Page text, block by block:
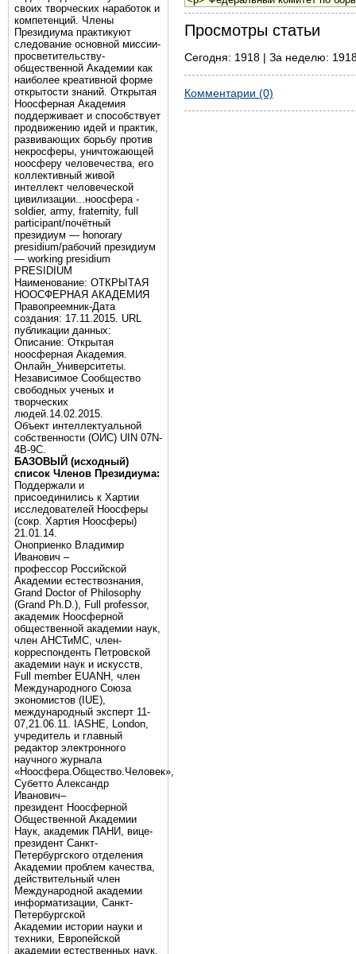
своих творческих наработок и
компетенций. Члены
Президиума практикуют
следование основной миссии-
просветительству-
общественной Академии как
наиболее креативной форме
открытости знаний. Открытая
Ноосферная Академия
поддерживает и способствует
продвижению идей и практик,
развивающих борьбу против
некросферы, уничтожающей
ноосферу человечества, его
коллективный живой
интеллект человеческой
цивилизации...ноосфера -
soldier, army, fraternity, full
participant/почётный
президиум — honorary
presidium/рабочий президиум
— working presidium
PRESIDIUM
Наименование: ОТКРЫТАЯ
НООСФЕРНАЯ АКАДЕМИЯ
Правопреемник-Дата
создания: 17.11.2015. URL
публикации данных:
Описание: Открытая
ноосферная Академия.
Онлайн_Университеты.
Независимое Сообщество
свободных ученых и
творческих
людей.14.02.2015.
Объект интеллектуальной
собственности (ОИС) UIN 07N-
4B-9C.
БАЗОВЫЙ (исходный)
список Членов Президиума:
Поддержали и
присоединились к Хартии
исследователей Ноосферы
(сокр. Хартия Ноосферы)
21.01.14.
Оноприенко Владимир
Иванович –
профессор Российской
Академии естествознания,
Grand Doctor of Philosophy
(Grand Ph.D.), Full professor,
академик Ноосферной
общественной академии наук,
член АНСТиМС, член-
корреспонденть Петровской
академии наук и искусств,
Full member EUANH, член
Международного Союза
экономистов (IUE),
международный эксперт 11-
07,21.06.11. IASHE, London,
учредитель и главный
редактор электронного
научного журнала
«Ноосфера.Общество.Человек»,
Субетто Александр
Иванович–
президент Ноосферной
Общественной Академии
Наук, академик ПАНИ, вице-
президент Санкт-
Петербургского отделения
Академии проблем качества,
действительный член
Международной академии
информатизации, Санкт-
Петербургской
Академии истории науки и
техники, Европейской
академии естественных наук,
Просмотры статьи
Сегодня: 1918 | За неделю:
Комментарии (0)